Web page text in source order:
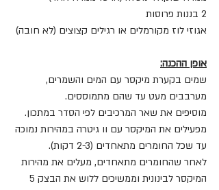
2 בננות פרוסות
אגוזי לוז מקורמלים או רגילים קצוצים (לא חובה)
אופן ההכנה:
שמים בקערת מיקסר עם המים והשמרים,
מערבבים מעט עד שהם מתמוססים.
מוסיפים את שאר המרכיבים לפי הסדר במתכון.
מפעילים את המיקסר עם וו גיטרה במהירות נמוכה
עד שכל החומרים מתאחדים (2-3 דקות).
לאחר שהחומרים מתאחדים, מעלים את מהירות